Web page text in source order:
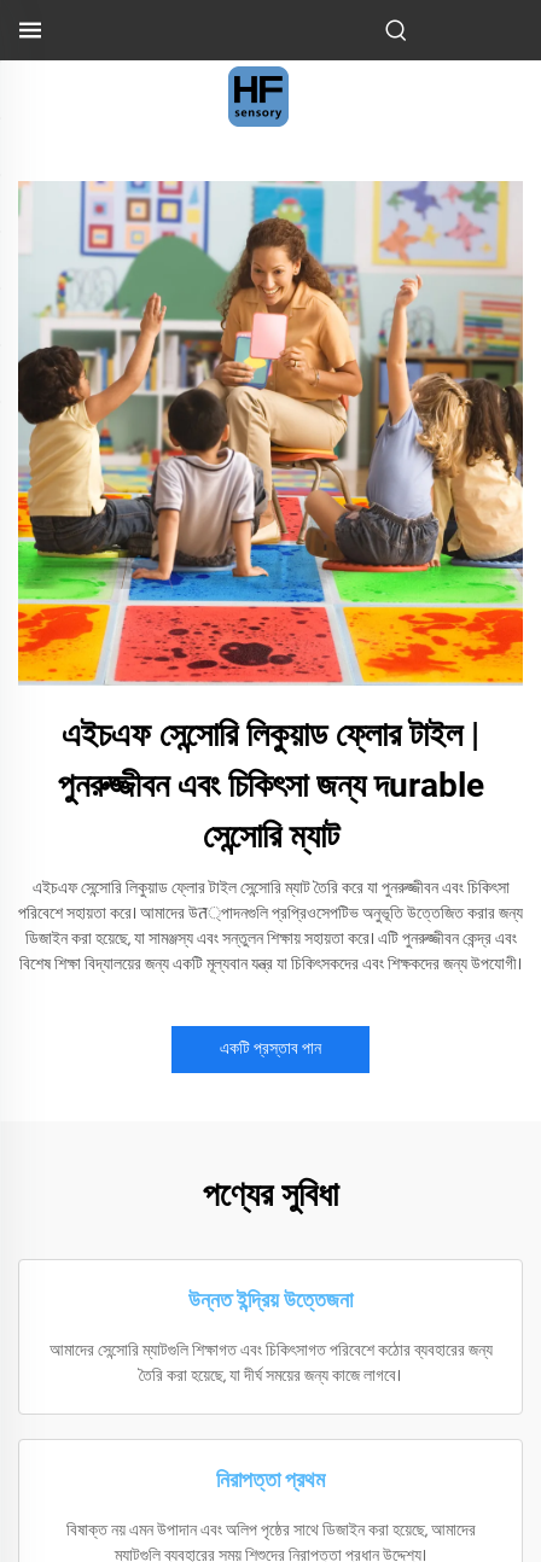
এইচএফ সেন্সোরি লিকুয়াড ফ্লোর টাইল |
পুনরুজ্জীবন এবং চিকিৎসা জন্য দurable
সেন্সোরি ম্যাট
এইচএফ সেন্সোরি লিকুয়াড ফ্লোর টাইল সেন্সোরি ম্যাট তৈরি করে যা পুনরুজ্জীবন এবং চিকিৎসা
পরিবেশে সহায়তা করে। আমাদের উत্পাদনগুলি প্রপ্রিওসেপটিভ অনুভূতি উত্তেজিত করার জন্য
ডিজাইন করা হয়েছে, যা সামঞ্জস্য এবং সন্তুলন শিক্ষায় সহায়তা করে। এটি পুনরুজ্জীবন কেন্দ্র এবং
বিশেষ শিক্ষা বিদ্যালয়ের জন্য একটি মূল্যবান যন্ত্র যা চিকিৎসকদের এবং শিক্ষকদের জন্য উপযোগী।
একটি প্রস্তাব পান
পণ্যের সুবিধা
উন্নত ইন্দ্রিয় উত্তেজনা
আমাদের সেন্সোরি ম্যাটগুলি শিক্ষাগত এবং চিকিৎসাগত পরিবেশে কঠোর ব্যবহারের জন্য
তৈরি করা হয়েছে, যা দীর্ঘ সময়ের জন্য কাজে লাগবে।
নিরাপত্তা প্রথম
বিষাক্ত নয় এমন উপাদান এবং অলিপ পৃষ্ঠের সাথে ডিজাইন করা হয়েছে, আমাদের
ম্যাটগুলি ব্যবহারের সময় শিশুদের নিরাপত্তা প্রধান উদ্দেশ্য।